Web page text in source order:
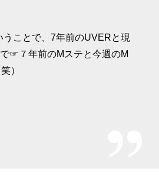
ことで、7年前のUVERと現
☞７年前のMステと今週のM
）